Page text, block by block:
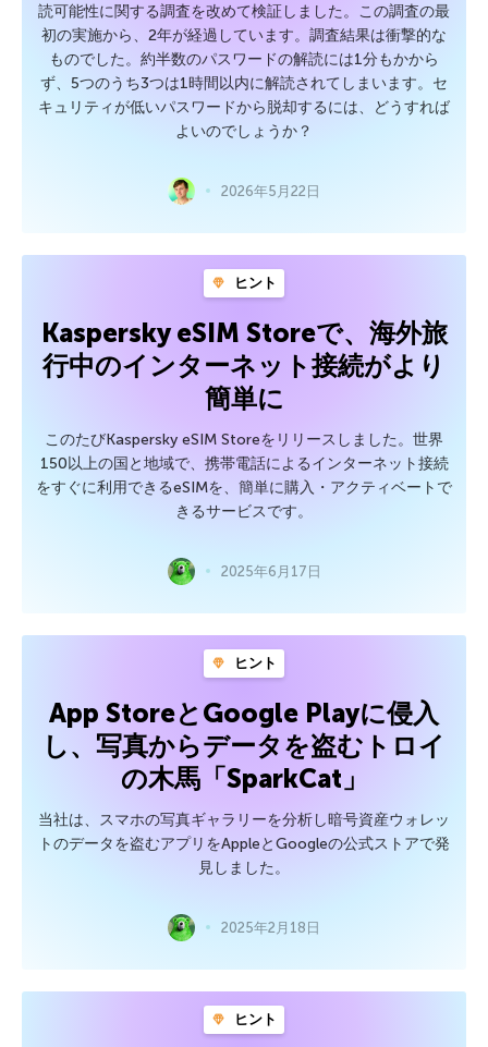
読可能性に関する調査を改めて検証しました。この調査の最
初の実施から、2年が経過しています。調査結果は衝撃的な
ものでした。約半数のパスワードの解読には1分もかから
ず、5つのうち3つは1時間以内に解読されてしまいます。セ
キュリティが低いパスワードから脱却するには、どうすれば
よいのでしょうか？
2026年5月22日
ヒント
Kaspersky eSIM Storeで、海外旅
行中のインターネット接続がより
簡単に
このたびKaspersky eSIM Storeをリリースしました。世界
150以上の国と地域で、携帯電話によるインターネット接続
をすぐに利用できるeSIMを、簡単に購入・アクティベートで
きるサービスです。
2025年6月17日
ヒント
App StoreとGoogle Playに侵入
し、写真からデータを盗むトロイ
の木馬「SparkCat」
当社は、スマホの写真ギャラリーを分析し暗号資産ウォレッ
トのデータを盗むアプリをAppleとGoogleの公式ストアで発
見しました。
2025年2月18日
ヒント